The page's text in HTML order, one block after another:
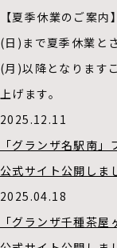
【夏季休業のご案
(日)まで夏季休業と
(月)以降となります
上げます。
2025.12.11
「グランザ名駅南
公式サイト公開しま
2025.04.18
「グランザ千種茶